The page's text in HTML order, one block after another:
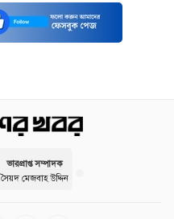
ভারপ্রাপ্ত সম্পাদক
সৈয়দ মেজবাহ উদ্দিন